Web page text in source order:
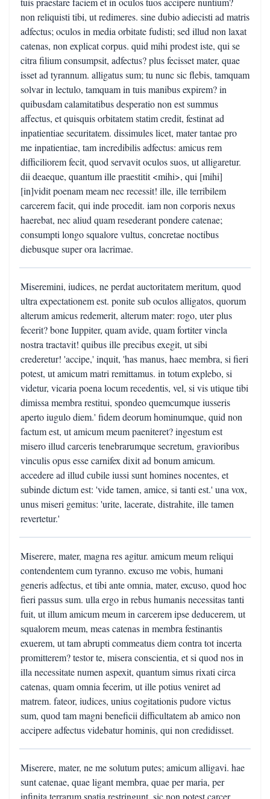
non reliquisti tibi, ut redimeres. sine dubio adiecisti ad matris
adfectus; oculos in media orbitate fudisti; sed illud non laxat
catenas, non explicat corpus. quid mihi prodest iste, qui se
citra filium consumpsit, adfectus? plus fecisset mater, quae
isset ad tyrannum. alligatus sum; tu nunc sic flebis, tamquam
solvar in lectulo, tamquam in tuis manibus expirem? in
quibusdam calamitatibus desperatio non est summus
affectus, et quisquis orbitatem statim credit, festinat ad
inpatientiae securitatem. dissimules licet, mater tantae pro
me inpatientiae, tam incredibilis adfectus: amicus rem
difficiliorem fecit, quod servavit oculos suos, ut alligaretur.
dii deaeque, quantum ille praestitit <mihi>, qui [mihi]
[in]vidit poenam meam nec recessit! ille, ille terribilem
carcerem facit, qui inde procedit. iam non corporis nexus
haerebat, nec aliud quam resederant pondere catenae;
consumpti longo squalore vultus, concretae noctibus
diebusque super ora lacrimae.
Miseremini, iudices, ne perdat auctoritatem meritum, quod
ultra expectationem est. ponite sub oculos alligatos, quorum
alterum amicus redemerit, alterum mater: rogo, uter plus
fecerit? bone Iuppiter, quam avide, quam fortiter vincla
nostra tractavit! quibus ille precibus exegit, ut sibi
crederetur! 'accipe,' inquit, 'has manus, haec membra, si fieri
potest, ut amicum matri remittamus. in totum explebo, si
videtur, vicaria poena locum recedentis, vel, si vis utique tibi
dimissa membra restitui, spondeo quemcumque iusseris
aperto iugulo diem.' fidem deorum hominumque, quid non
factum est, ut amicum meum paeniteret? ingestum est
misero illud carceris tenebrarumque secretum, gravioribus
vinculis opus esse carnifex dixit ad bonum amicum.
accedere ad illud cubile iussi sunt homines nocentes, et
subinde dictum est: 'vide tamen, amice, si tanti est.' una vox,
unus miseri gemitus: 'urite, lacerate, distrahite, ille tamen
revertetur.'
Miserere, mater, magna res agitur. amicum meum reliqui
contendentem cum tyranno. excuso me vobis, humani
generis adfectus, et tibi ante omnia, mater, excuso, quod hoc
fieri passus sum. ulla ergo in rebus humanis necessitas tanti
fuit, ut illum amicum meum in carcerem ipse deducerem, ut
squalorem meum, meas catenas in membra festinantis
exuerem, ut tam abrupti commeatus diem contra tot incerta
promitterem? testor te, misera conscientia, et si quod nos in
illa necessitate numen aspexit, quantum simus rixati circa
catenas, quam omnia fecerim, ut ille potius veniret ad
matrem. fateor, iudices, unius cogitationis pudore victus
sum, quod tam magni beneficii difficultatem ab amico non
accipere adfectus videbatur hominis, qui non credidisset.
Miserere, mater, ne me solutum putes; amicum alligavi. hae
sunt catenae, quae ligant membra, quae per maria, per
infinita terrarum spatia restringunt. sic non potest carcer